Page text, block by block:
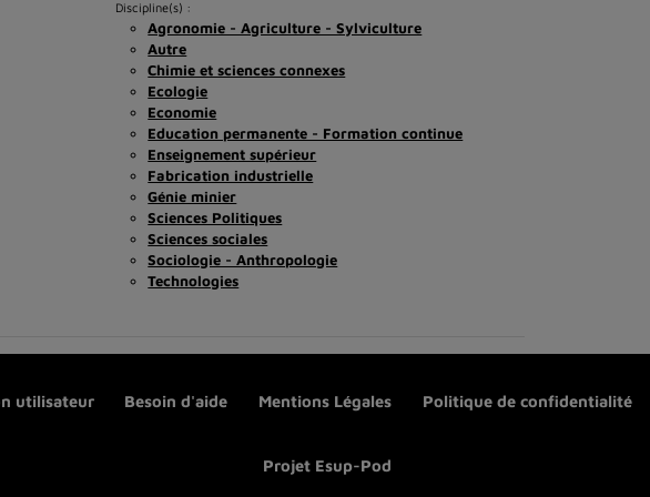
Discipline(s) :
Agronomie - Agriculture - Sylviculture
Autre
Chimie et sciences connexes
Ecologie
Economie
Education permanente - Formation continue
Enseignement supérieur
Fabrication industrielle
Génie minier
Sciences Politiques
Sciences sociales
Sociologie - Anthropologie
Technologies
utilisateur Besoin d'aide Mentions Légales Politique de confidentialité
Projet Esup-Pod